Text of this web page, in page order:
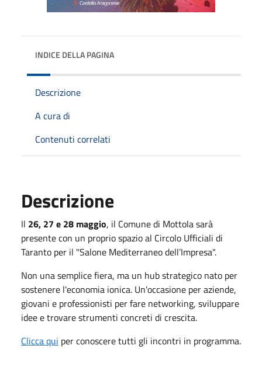
INDICE DELLA PAGINA
Descrizione
A cura di
Contenuti correlati
Descrizione
Il 26, 27 e 28 maggio, il Comune di Mottola sarà
presente con un proprio spazio al Circolo Ufficiali di
Taranto per il "Salone Mediterraneo dell’Impresa".
Non una semplice fiera, ma un hub strategico nato per
sostenere l'economia ionica. Un'occasione per aziende,
giovani e professionisti per fare networking, sviluppare
idee e trovare strumenti concreti di crescita.
Clicca qui per conoscere tutti gli incontri in programma.